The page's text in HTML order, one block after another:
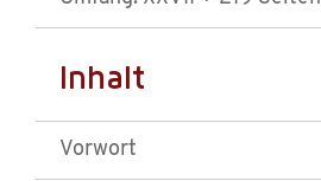
Inhalt
Vorwort